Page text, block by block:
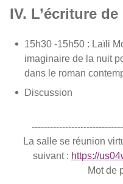
IV. L’écriture
15h30 -15h50 : Laïli
imaginaire de la nuit
dans le roman
Discussion
La salle se réunion
suivant : https://
Mot de